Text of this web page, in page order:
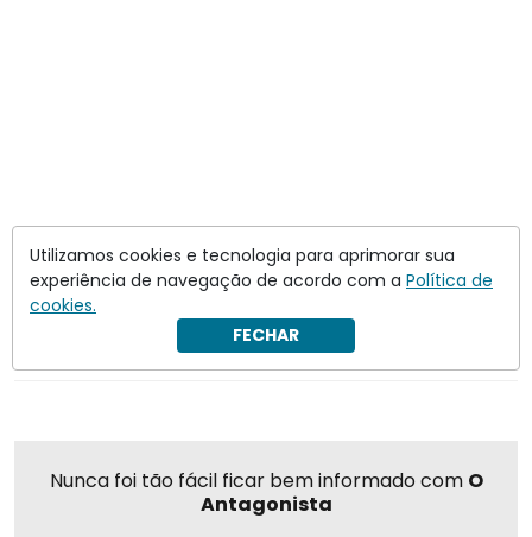
Polícia Civil de SP tráfico de metanfetamina
Nunca foi tão fácil ficar bem informado com O
Antagonista
Utilizamos cookies e tecnologia para aprimorar sua
experiência de navegação de acordo com a Política de
cookies.
FECHAR